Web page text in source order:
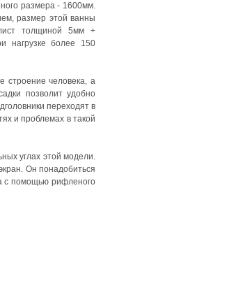
размера - 1600мм.
размер этой ванны
толщиной 5мм +
нагрузке более 150
строение человека, а
позволит удобно
переходят в
и проблемах в такой
углах этой модели.
Он понадобиться
с помощью рифленого